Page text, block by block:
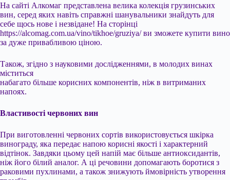
На сайті Алкомаг представлена ​​велика колекція грузинських
вин, серед яких навіть справжні шанувальники знайдуть для
себе щось нове і незвідане! На сторінці
https://alcomag.com.ua/vino/tikhoe/gruziya/ ви зможете купити вино
за дуже привабливою ціною.
Також, згідно з науковими дослідженнями, в молодих винах
міститься
набагато більше корисних компонентів, ніж в витриманих
напоях.
Властивості червоних вин
При виготовленні червоних сортів використовується шкірка
винограду, яка передає напою корисні якості і характерний
відтінок. Завдяки цьому цей напій має більше антиоксидантів,
ніж його білий аналог. А ці речовини допомагають боротися з
раковими пухлинами, а також знижують ймовірність утворення